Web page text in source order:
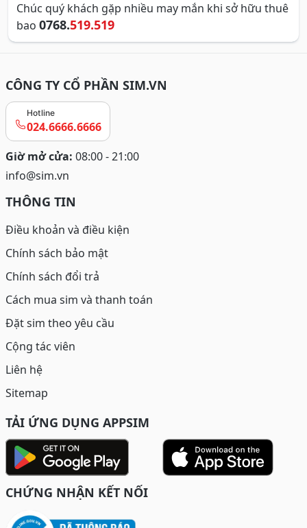
Chúc quý khách gặp nhiều may mắn khi sở hữu thuê
bao 0768.519.519
CÔNG TY CỔ PHẦN SIM.VN
Hotline
024.6666.6666
Giờ mở cửa: 08:00 - 21:00
info@sim.vn
THÔNG TIN
Điều khoản và điều kiện
Chính sách bảo mật
Chính sách đổi trả
Cách mua sim và thanh toán
Đặt sim theo yêu cầu
Cộng tác viên
Liên hệ
Sitemap
TẢI ỨNG DỤNG APPSIM
CHỨNG NHẬN KẾT NỐI